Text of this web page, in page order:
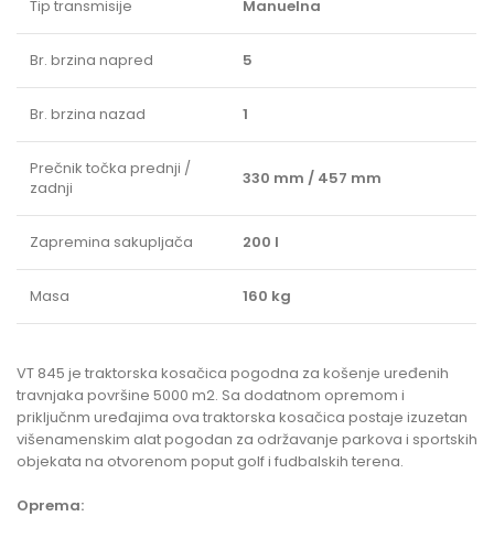
Tip transmisije Manuelna
Br. brzina napred 5
Br. brzina nazad 1
Prečnik točka prednji /
zadnji
330 mm / 457 mm
Zapremina sakupljača 200 l
Masa 160 kg
VT 845 je traktorska kosačica pogodna za košenje uređenih
travnjaka površine 5000 m2. Sa dodatnom opremom i
priključnm uređajima ova traktorska kosačica postaje izuzetan
višenamenskim alat pogodan za održavanje parkova i sportskih
objekata na otvorenom poput golf i fudbalskih terena.
Oprema: